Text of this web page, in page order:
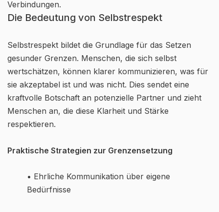
Verbindungen.
Die Bedeutung von Selbstrespekt
Selbstrespekt bildet die Grundlage für das Setzen
gesunder Grenzen. Menschen, die sich selbst
wertschätzen, können klarer kommunizieren, was für
sie akzeptabel ist und was nicht. Dies sendet eine
kraftvolle Botschaft an potenzielle Partner und zieht
Menschen an, die diese Klarheit und Stärke
respektieren.
Praktische Strategien zur Grenzensetzung
• Ehrliche Kommunikation über eigene
Bedürfnisse